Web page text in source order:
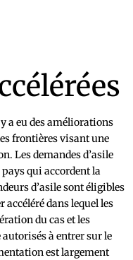
a eu des améliorations
frontières visant une
Les demandes d’asile
qui accordent la
d’asile sont éligibles
dans lequel les
du cas et les
à entrer sur le
est largement